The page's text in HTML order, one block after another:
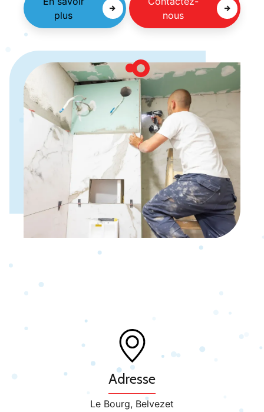
plus
nous
Adresse
Le Bourg, Belvezet